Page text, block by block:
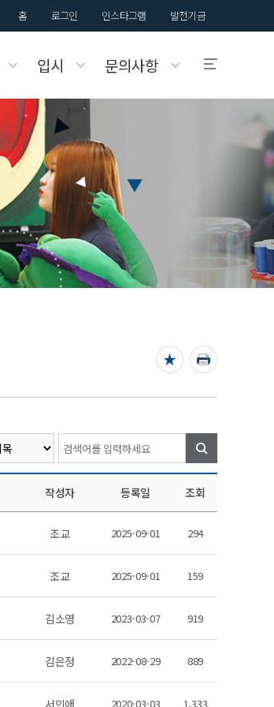
홈 로그인 인스타그램 발전기금
입시 문의사항
입학안내
국제대학교의
입학정보를 알려드립니다.
작성자 등록일 조회
조교 2025-09-01 294
조교 2025-09-01 159
김소영 2023-03-07 919
김은정 2022-08-29 889
서인애 2020-03-03 1,333